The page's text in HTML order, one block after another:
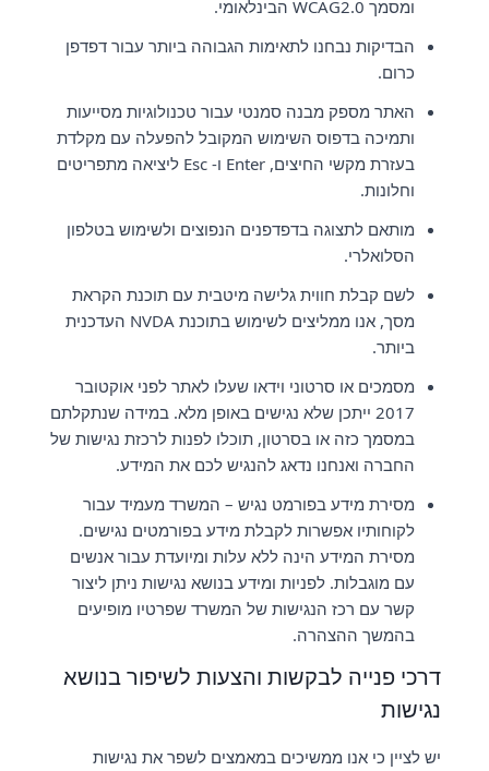
ומסמך WCAG2.0 הבינלאומי.
הבדיקות נבחנו לתאימות הגבוהה ביותר עבור דפדפן
כרום.
האתר מספק מבנה סמנטי עבור טכנולוגיות מסייעות
ותמיכה בדפוס השימוש המקובל להפעלה עם מקלדת
בעזרת מקשי החיצים, Enter ו- Esc ליציאה מתפריטים
וחלונות.
מותאם לתצוגה בדפדפנים הנפוצים ולשימוש בטלפון
הסלואלרי.
לשם קבלת חווית גלישה מיטבית עם תוכנת הקראת
מסך, אנו ממליצים לשימוש בתוכנת NVDA העדכנית
ביותר.
מסמכים או סרטוני וידאו שעלו לאתר לפני אוקטובר
2017 ייתכן שלא נגישים באופן מלא. במידה שנתקלתם
במסמך כזה או בסרטון, תוכלו לפנות לרכזת נגישות של
החברה ואנחנו נדאג להנגיש לכם את המידע.
מסירת מידע בפורמט נגיש – המשרד מעמיד עבור
לקוחותיו אפשרות לקבלת מידע בפורמטים נגישים.
מסירת המידע הינה ללא עלות ומיועדת עבור אנשים
עם מוגבלות. לפניות ומידע בנושא נגישות ניתן ליצור
קשר עם רכז הנגישות של המשרד שפרטיו מופיעים
בהמשך ההצהרה.
דרכי פנייה לבקשות והצעות לשיפור בנושא
נגישות
יש לציין כי אנו ממשיכים במאמצים לשפר את נגישות